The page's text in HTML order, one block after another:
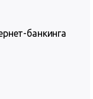
банкинга